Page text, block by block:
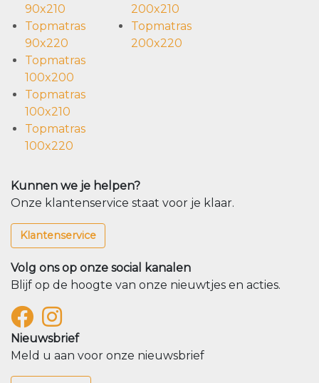
90x210
Topmatras
90x220
Topmatras
100x200
Topmatras
100x210
Topmatras
100x220
200x210
Topmatras
200x220
Kunnen we je helpen?
Onze klantenservice staat voor je klaar.
Klantenservice
Volg ons op onze social kanalen
Blijf op de hoogte van onze nieuwtjes en acties.
Nieuwsbrief
Meld u aan voor onze nieuwsbrief